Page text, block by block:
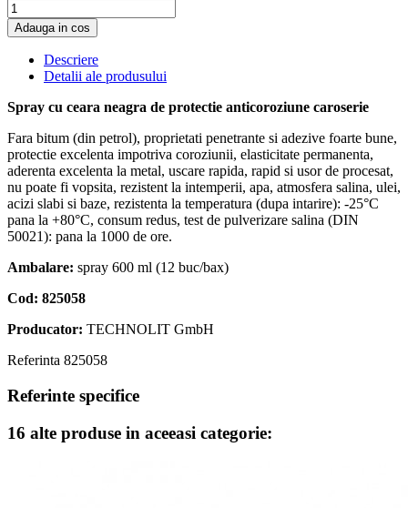
Adauga in cos
Descriere
Detalii ale produsului
Spray cu ceara neagra de protectie anticoroziune caroserie
Fara bitum (din petrol), proprietati penetrante si adezive foarte bune,
protectie excelenta impotriva coroziunii, elasticitate permanenta,
aderenta excelenta la metal, uscare rapida, rapid si usor de procesat,
nu poate fi vopsita, rezistent la intemperii, apa, atmosfera salina, ulei,
acizi slabi si baze, rezistenta la temperatura (dupa intarire): -25°C
pana la +80°C, consum redus, test de pulverizare salina (DIN
50021): pana la 1000 de ore.
Ambalare: spray 600 ml (12 buc/bax)
Cod: 825058
Producator: TECHNOLIT GmbH
Referinta 825058
Referinte specifice
16 alte produse in aceeasi categorie: